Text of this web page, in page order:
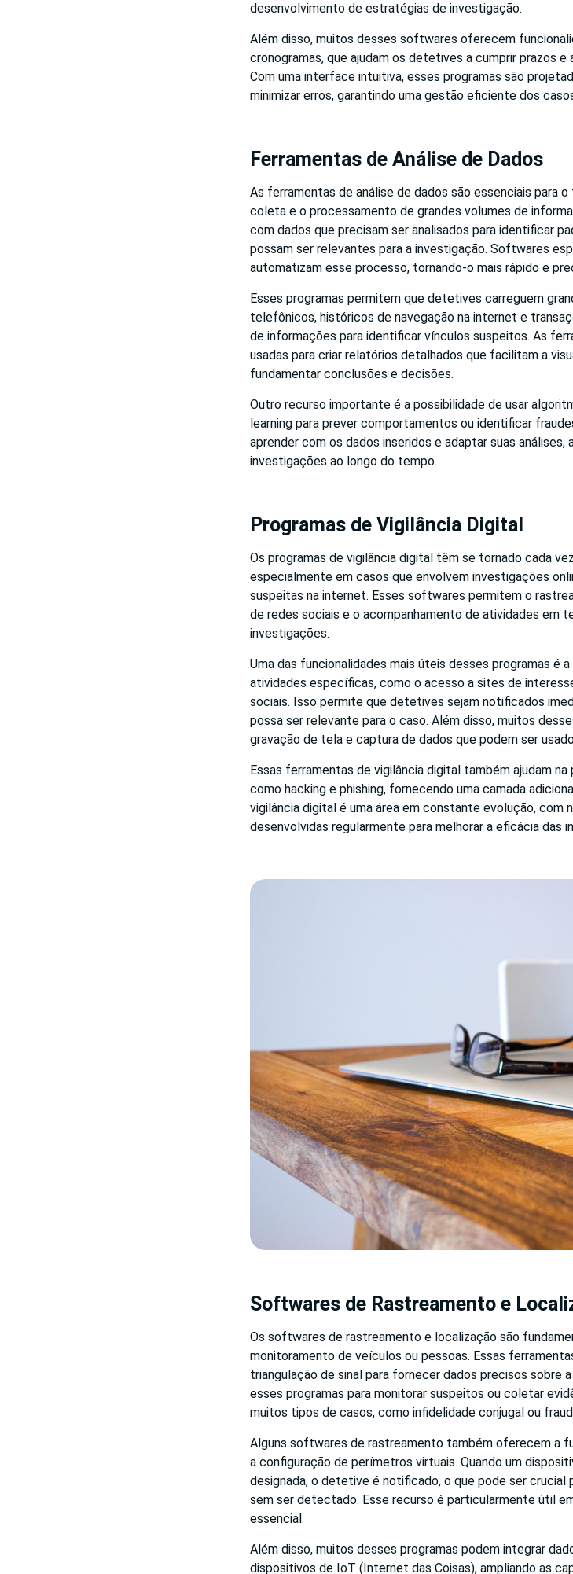
desenvolvimento de estratégias de investigação.
Além disso, muitos desses softwares oferecem
cronogramas, que ajudam os detetives a cumprir prazos
Com uma interface intuitiva, esses programas são
minimizar erros, garantindo uma gestão eficiente dos
Ferramentas de Análise de Dados
As ferramentas de análise de dados são essenciais para
coleta e o processamento de grandes volumes de
com dados que precisam ser analisados para identificar
possam ser relevantes para a investigação. Softwares
automatizam esse processo, tornando-o mais rápido e
Esses programas permitem que detetives carreguem
telefônicos, históricos de navegação na internet e
de informações para identificar vínculos suspeitos. As
usadas para criar relatórios detalhados que facilitam a
fundamentar conclusões e decisões.
Outro recurso importante é a possibilidade de usar
learning para prever comportamentos ou identificar
aprender com os dados inseridos e adaptar suas
investigações ao longo do tempo.
Programas de Vigilância Digital
Os programas de vigilância digital têm se tornado cada
especialmente em casos que envolvem investigações
suspeitas na internet. Esses softwares permitem o
de redes sociais e o acompanhamento de atividades em
investigações.
Uma das funcionalidades mais úteis desses programas é
atividades específicas, como o acesso a sites de
sociais. Isso permite que detetives sejam notificados
possa ser relevante para o caso. Além disso, muitos
gravação de tela e captura de dados que podem ser
Essas ferramentas de vigilância digital também ajudam
como hacking e phishing, fornecendo uma camada
vigilância digital é uma área em constante evolução, com
desenvolvidas regularmente para melhorar a eficácia das
Softwares de Rastreamento e
Os softwares de rastreamento e localização são
monitoramento de veículos ou pessoas. Essas
triangulação de sinal para fornecer dados precisos sobre
esses programas para monitorar suspeitos ou coletar
muitos tipos de casos, como infidelidade conjugal ou
Alguns softwares de rastreamento também oferecem a
a configuração de perímetros virtuais. Quando um
designada, o detetive é notificado, o que pode ser
sem ser detectado. Esse recurso é particularmente útil
essencial.
Além disso, muitos desses programas podem integrar
dispositivos de IoT (Internet das Coisas), ampliando as